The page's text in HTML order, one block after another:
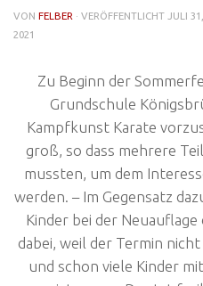
VON FELBER · VERÖFFENTLICHT JULI
2021
Zu Beginn der
Grundschule
Kampfkunst Karate
groß, so dass mehrere
mussten, um dem
werden. – Im Gegensatz
Kinder bei der
dabei, weil der Termin
und schon viele Kinder